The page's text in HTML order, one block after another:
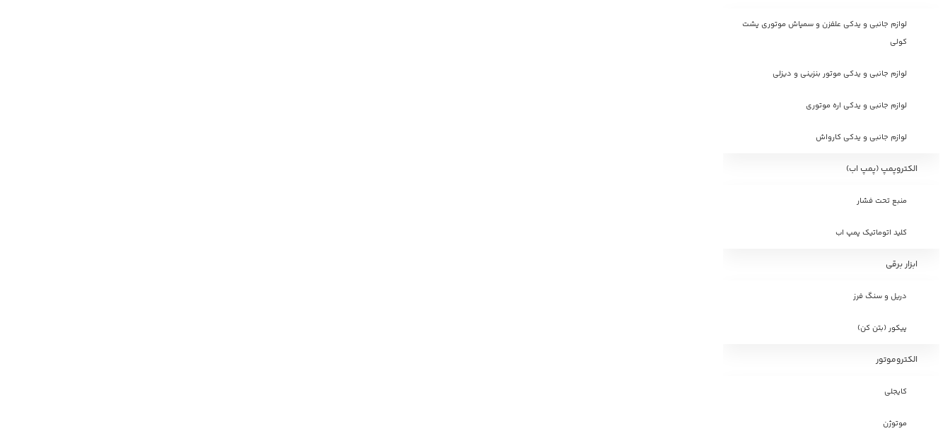
لوازم جانبی و یدکی علفزن و سمپاش موتوری پشت
کولی
لوازم جانبی و یدکی موتور بنزینی و دیزلی
لوازم جانبی و یدکی اره موتوری
لوازم جانبی و یدکی کارواش
الکتروپمپ (پمپ اب)
منبع تحت فشار
کلید اتوماتیک پمپ اب
ابزار برقی
دریل و سنگ فرز
پیکور (بتن کن)
الکتروموتور
کایجلی
موتوژن